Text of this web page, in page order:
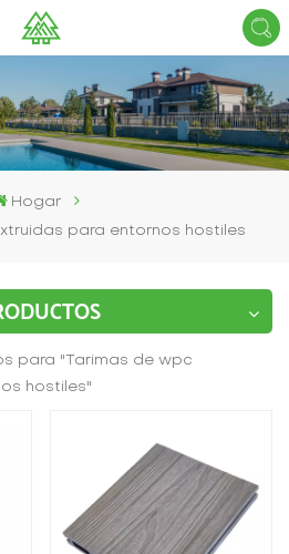
Hogar
para entornos hostiles
para "Tarimas de wpc
hostiles"